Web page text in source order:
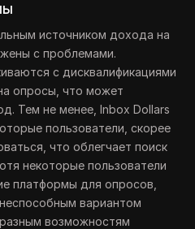
источником дохода на
с проблемами.
с дисквалификациями
опросы, что может
Тем не менее, Inbox Dollars
пользователи, скорее
что облегчает поиск
некоторые пользователи
платформы для опросов,
вариантом
возможностям